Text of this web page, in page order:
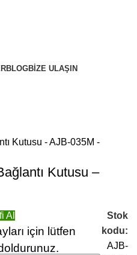
BLOGBIZE ULAŞIN
Kutusu –
Al
için lütfen
Stok
kodu:
AJB-